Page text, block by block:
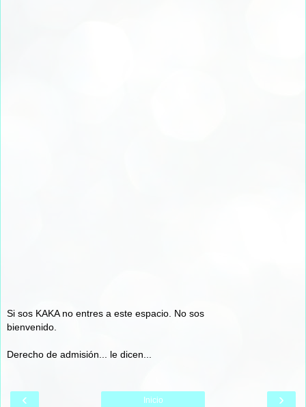
Si sos KAKA no entres a este espacio. No sos
bienvenido.
Derecho de admisión... le dicen...
‹ ›
Inicio